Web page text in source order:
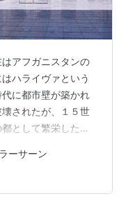
アフガニスタンの
ハライヴァという
に都市壁が築かれ
されたが、１５世
として繁栄した。
よるヘラート征服
ン・フサインの治
ティムール朝ヘラー
ーサーン